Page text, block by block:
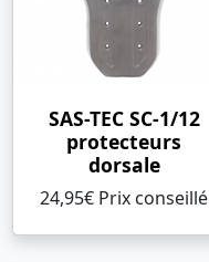
SAS-TEC SC-1/12
protecteurs
dorsale
24,95€ Prix ​​conseillé